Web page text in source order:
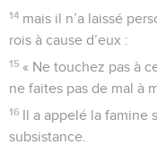
14 mais il n’a laissé
rois à cause d’eux :
15 « Ne touchez pas à
ne faites pas de mal à
16 Il a appelé la famine
subsistance.